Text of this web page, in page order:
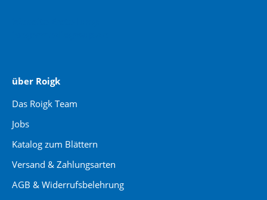
über Roigk
Das Roigk Team
Jobs
Katalog zum Blättern
Versand & Zahlungsarten
AGB & Widerrufsbelehrung